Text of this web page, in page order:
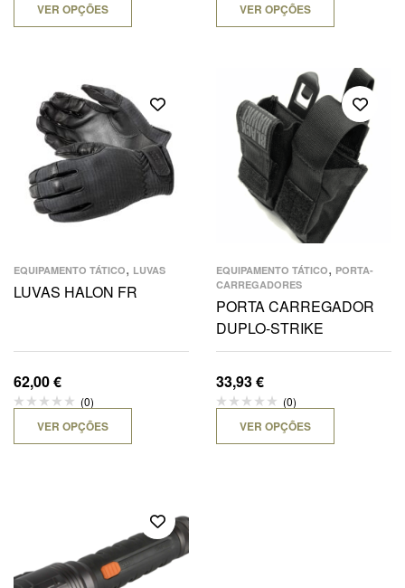
VER OPÇÕES VER OPÇÕES
EQUIPAMENTO TÁTICO, LUVAS
LUVAS HALON FR
62,00€
(0)
VER OPÇÕES
EQUIPAMENTO TÁTICO, PORTA-
CARREGADORES
PORTA CARREGADOR
DUPLO-STRIKE
33,93€
(0)
VER OPÇÕES